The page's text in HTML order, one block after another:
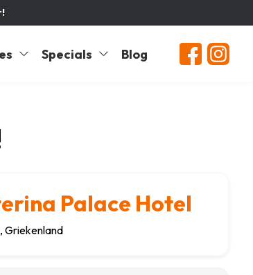
Specials Blog
Palace Hotel
Griekenland